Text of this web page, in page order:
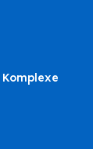
Komplexe